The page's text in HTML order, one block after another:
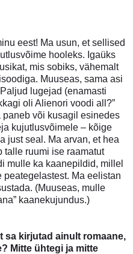
eest! Ma usun, et sellised
hooleks. Igaüks
mis sobiks, vähemalt
Muuseas, sama asi
lugejad (enamasti
oli Alienori voodi all?”
või kusagil esinedes
kujutlusvõimele – kõige
just seal. Ma arvan, et hea
talle ruumi ise raamatut
mulle ka kaanepildid, millel
peategelastest. Ma eelistan
(Muuseas, mulle
kaanekujundus.)
sa kirjutad ainult romaane,
Mitte ühtegi ja mitte